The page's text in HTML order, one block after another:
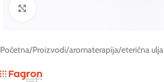
Početna/Proizvodi/aromaterapija/eterična ulja